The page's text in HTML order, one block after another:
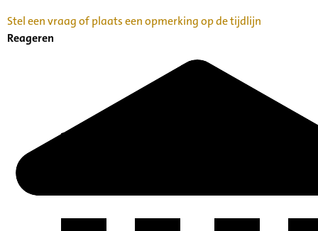
Stel een vraag of plaats een opmerking op de tijdlijn
Reageren